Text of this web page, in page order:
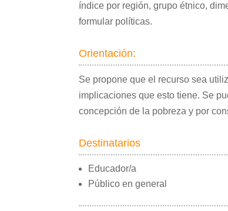
índice por región, grupo étnico,
formular políticas.
Orientación:
Se propone que el recurso sea
implicaciones que esto tiene. Se
concepción de la pobreza y por
Destinatarios
Educador/a
Público en general